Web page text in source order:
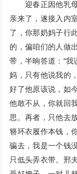
迎春正因他乳母
亲来了，遂接入内
了，你那奶妈子行
的，偏咱们的人做
带，半晌答道：“
妈，只有他说我的
好了他原该说，如
他敢不从，你就回
思。再者，只他去
簪环衣履作本钱，
骗去，我是一个钱
只低头弄衣带。邢